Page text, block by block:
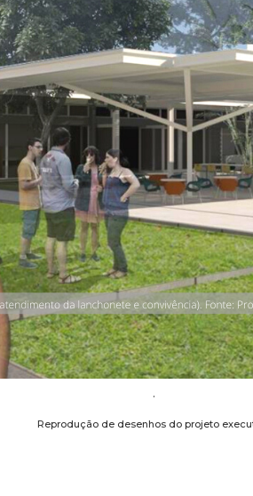
.
Reprodução de desenhos do projeto